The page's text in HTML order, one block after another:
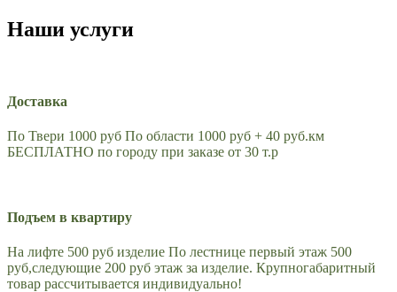
Наши услуги
Доставка
По Твери 1000 руб По области 1000 руб + 40 руб.км
БЕСПЛАТНО по городу при заказе от 30 т.р
Подъем в квартиру
На лифте 500 руб изделие По лестнице первый этаж 500
руб,следующие 200 руб этаж за изделие. Крупногабаритный
товар рассчитывается индивидуально!